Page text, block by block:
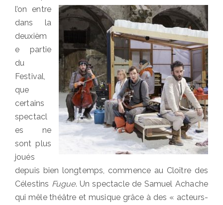
l’on entre
dans la
deuxièm
e partie
du
Festival,
que
certains
spectacl
es ne
sont plus
joués
depuis bien longtemps, commence au Cloître des
Célestins Fugue. Un spectacle de Samuel Achache
qui mêle théâtre et musique grâce à des « acteurs-